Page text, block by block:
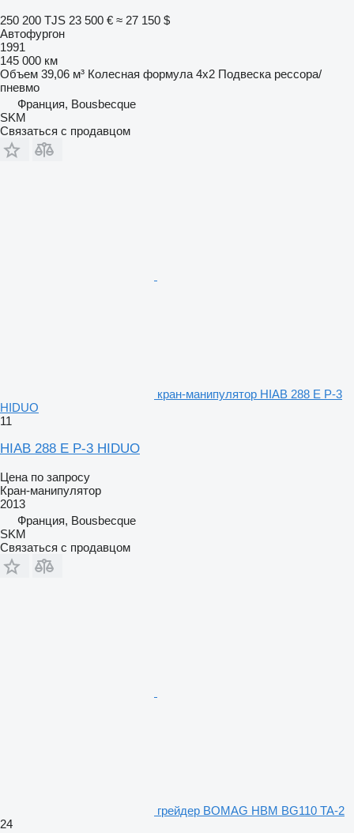
250 200 TJS 23 500 € ≈ 27 150 $
Автофургон
1991
145 000 км
Объем 39,06 м³ Колесная формула 4x2 Подвеска рессора/
пневмо
Франция, Bousbecque
SKM
Связаться с продавцом
кран-манипулятор HIAB 288 E P-3
HIDUO
11
HIAB 288 E P-3 HIDUO
Цена по запросу
Кран-манипулятор
2013
Франция, Bousbecque
SKM
Связаться с продавцом
грейдер BOMAG HBM BG110 TA-2
24